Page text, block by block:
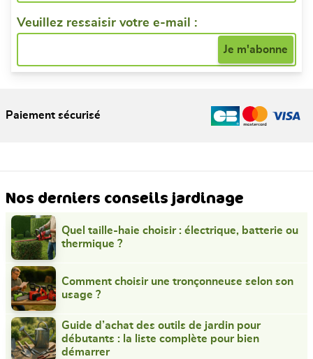
Veuillez ressaisir votre e-mail :
Paiement sécurisé
Nos derniers conseils jardinage
Quel taille-haie choisir : électrique, batterie ou
thermique ?
Comment choisir une tronçonneuse selon son
usage ?
Guide d’achat des outils de jardin pour
débutants : la liste complète pour bien
démarrer